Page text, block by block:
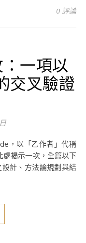
0 評論
一項以
交叉驗證
處揭示一次，全篇以下
計、方法論規劃與結